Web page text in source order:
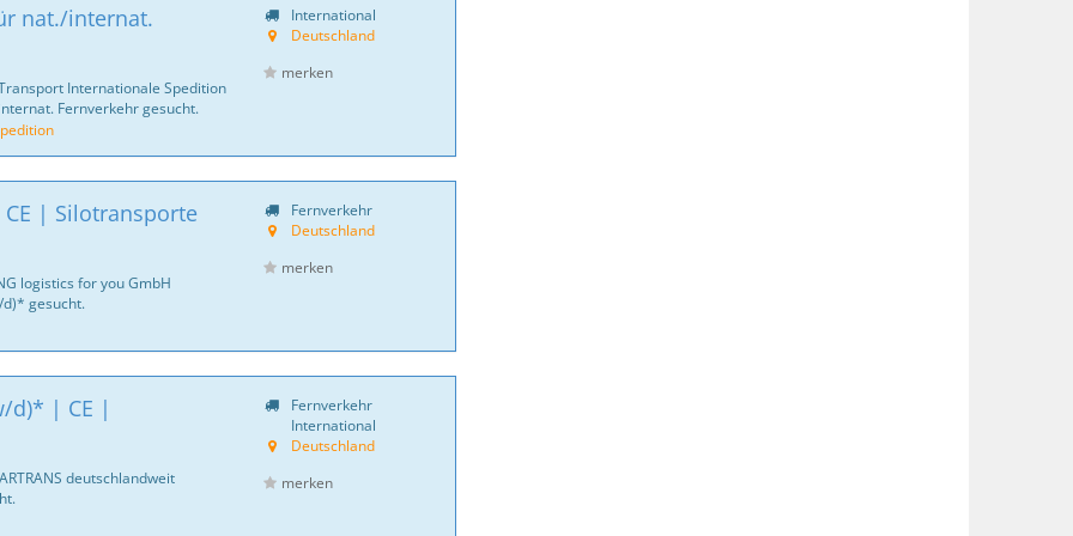
nat./internat.
Internationale Spedition
Fernverkehr gesucht.
International
Deutschland
merken
| Silotransporte
logistics for you GmbH
gesucht.
Fernverkehr
Deutschland
merken
d)* | CE |
deutschlandweit
Fernverkehr
International
Deutschland
merken